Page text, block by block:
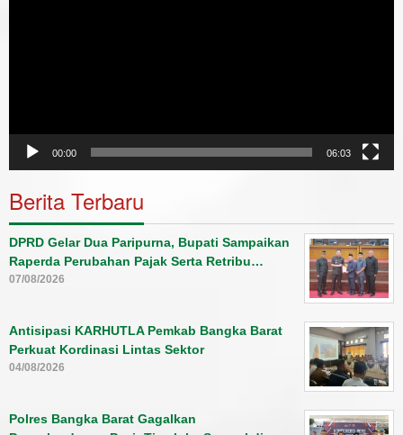
00:00 06:03
Berita Terbaru
DPRD Gelar Dua Paripurna, Bupati Sampaikan
Raperda Perubahan Pajak Serta Retribu…
07/08/2026
Antisipasi KARHUTLA Pemkab Bangka Barat
Perkuat Kordinasi Lintas Sektor
04/08/2026
Polres Bangka Barat Gagalkan